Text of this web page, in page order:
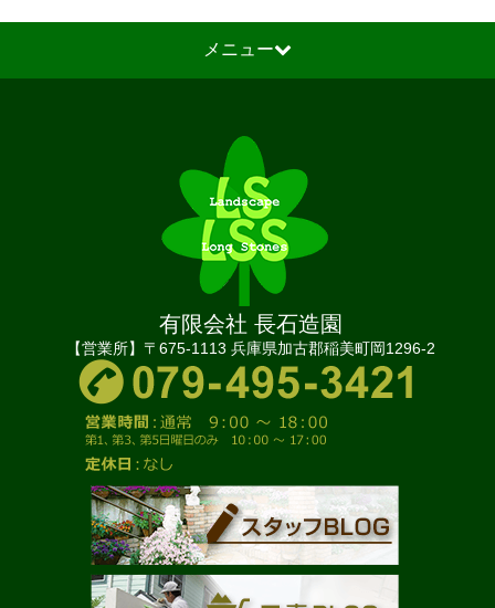
メニュー
有限会社 長石造園
【営業所】〒675-1113 兵庫県加古郡稲美町岡1296-2